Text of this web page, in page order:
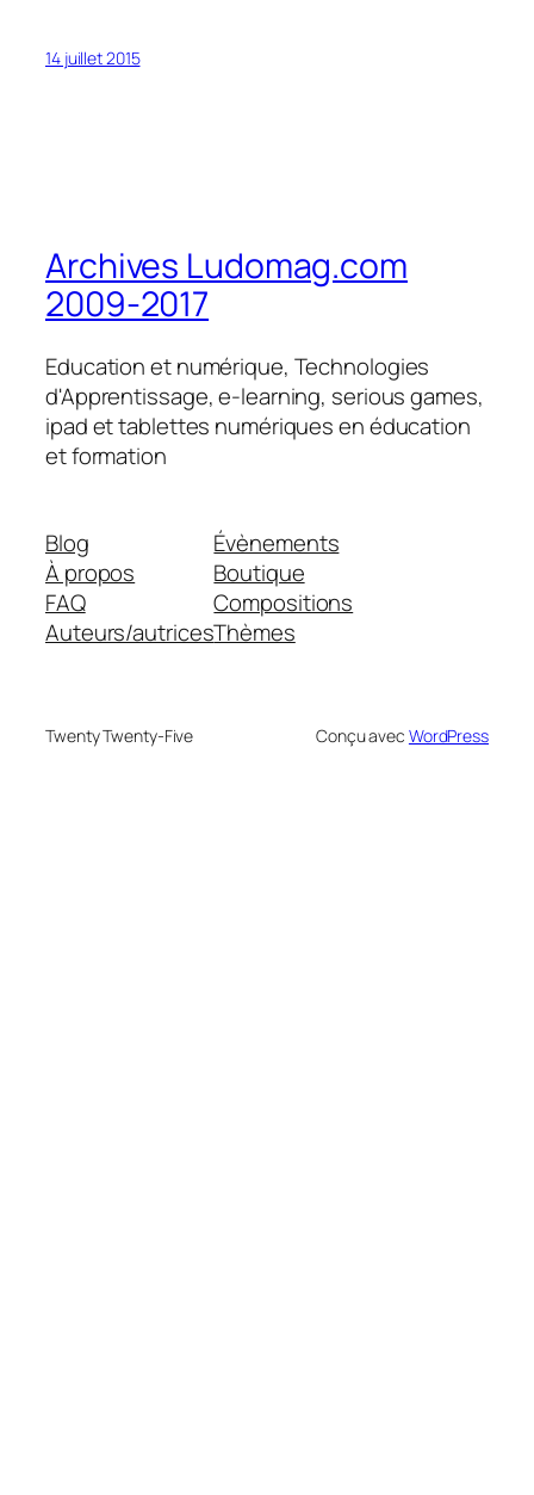
14 juillet 2015
Archives Ludomag.com
2009-2017
Education et numérique, Technologies
d'Apprentissage, e-learning, serious games,
ipad et tablettes numériques en éducation
et formation
Blog
À propos
FAQ
Auteurs/autrices
Évènements
Boutique
Compositions
Thèmes
Twenty Twenty-Five Conçu avec WordPress